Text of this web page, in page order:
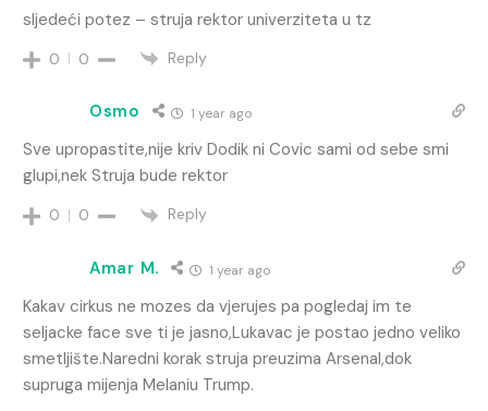
sljedeći potez – struja rektor univerziteta u tz
0 0 Reply
Osmo 1 year ago
Sve upropastite,nije kriv Dodik ni Covic sami od sebe smi
glupi,nek Struja bude rektor
0 0 Reply
Amar M. 1 year ago
Kakav cirkus ne mozes da vjerujes pa pogledaj im te
seljacke face sve ti je jasno,Lukavac je postao jedno veliko
smetljište.Naredni korak struja preuzima Arsenal,dok
supruga mijenja Melaniu Trump.